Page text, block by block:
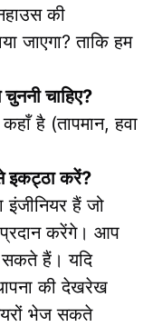
की
जाएगा? ताकि हम
चाहिए?
है (तापमान, हवा
इकट्ठा करें?
इंजीनियर हैं जो
करेंगे। आप
हैं। यदि
की देखरेख
भेज सकते